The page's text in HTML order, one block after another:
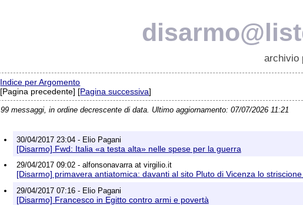
archivio
Indice per Argomento
[Pagina precedente] [Pagina successiva]
99 messaggi, in ordine decrescente di data. Ultimo aggiornamento: 07/07/2026 11:21
30/04/2017 23:04 - Elio Pagani
[Disarmo] Fwd: Italia «a testa alta» nelle spese per la guerra
29/04/2017 09:02 - alfonsonavarra at virgilio.it
[Disarmo] primavera antiatomica: davanti al sito Pluto di Vicenza lo
29/04/2017 07:16 - Elio Pagani
[Disarmo] Francesco in Egitto contro armi e povertà